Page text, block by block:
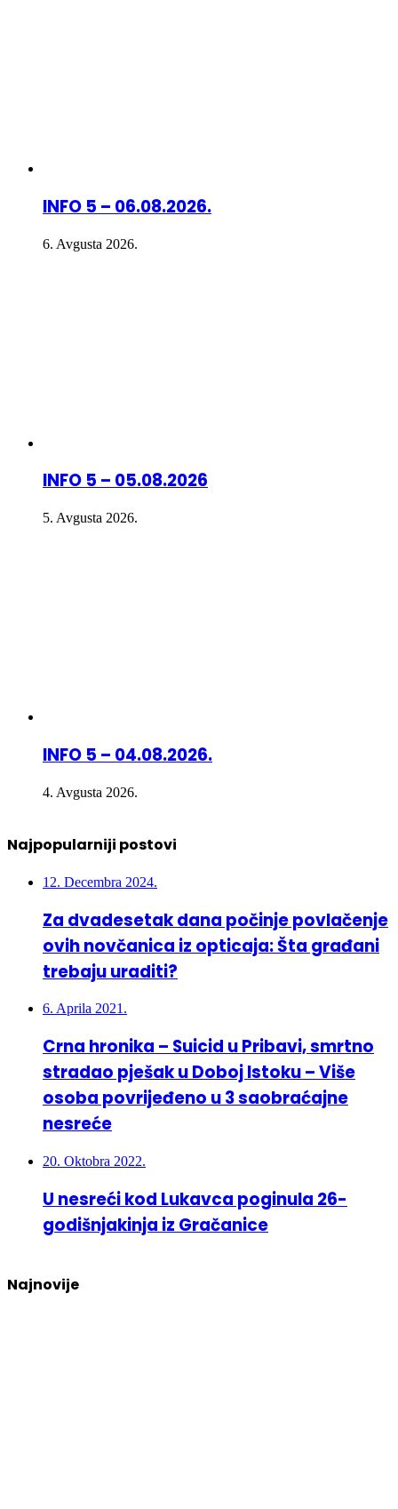
INFO 5 – 06.08.2026.
6. Avgusta 2026.
INFO 5 – 05.08.2026
5. Avgusta 2026.
INFO 5 – 04.08.2026.
4. Avgusta 2026.
Najpopularniji postovi
12. Decembra 2024.
Za dvadesetak dana počinje povlačenje
ovih novčanica iz opticaja: Šta građani
trebaju uraditi?
6. Aprila 2021.
Crna hronika – Suicid u Pribavi, smrtno
stradao pješak u Doboj Istoku – Više
osoba povrijeđeno u 3 saobraćajne
nesreće
20. Oktobra 2022.
U nesreći kod Lukavca poginula 26-
godišnjakinja iz Gračanice
Najnovije